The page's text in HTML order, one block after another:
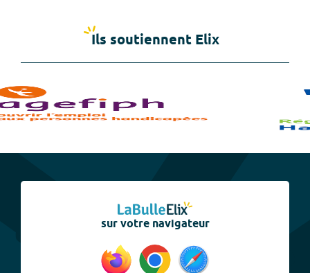
Ils soutiennent Elix
sur votre navigateur